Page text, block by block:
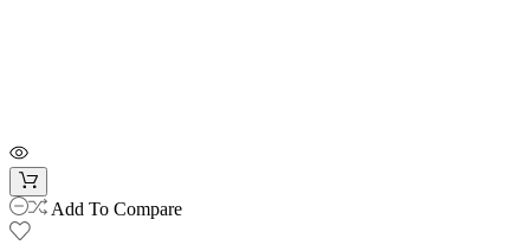
Add To Compare